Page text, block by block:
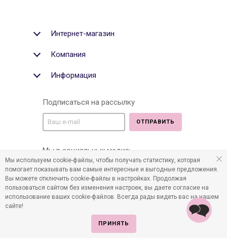
Интернет-магазин
Компания
Информация
Подписаться на рассылку
ОТПРАВИТЬ
Мы в социальных медиа:
©2011-2026 Все права защищены. Интернет-магазин
Мы используем cookie-файлы, чтобы получать статистику, которая
помогает показывать вам самые интересные и выгодные предложения.
Вы можете отключить cookie-файлы в настройках. Продолжая
пользоваться сайтом без изменения настроек, вы даете согласие на
использование ваших cookie-файлов. Всегда рады видеть вас на нашем
сайте!
ПРИНЯТЬ